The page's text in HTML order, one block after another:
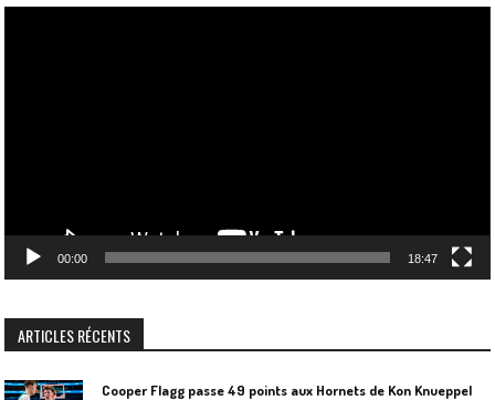
00:00 18:47
ARTICLES RÉCENTS
Cooper Flagg passe 49 points aux Hornets de Kon Knueppel